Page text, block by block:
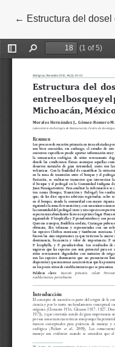
← Volver a los
Estructura del